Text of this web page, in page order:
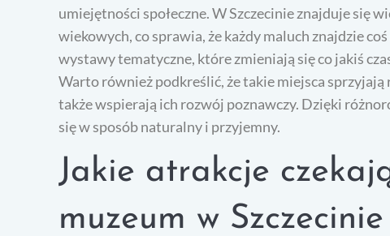
umiejętności społeczne. W Szczecinie znajduje się
wiekowych, co sprawia, że każdy maluch znajdzie
wystawy tematyczne, które zmieniają się co jakiś
Warto również podkreślić, że takie miejsca
także wspierają ich rozwój poznawczy. Dzięki
się w sposób naturalny i przyjemny.
Jakie atrakcje
muzeum w Szczecinie